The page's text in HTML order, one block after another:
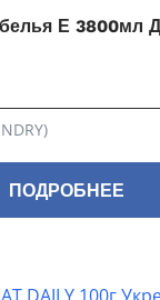
Е 3800мл
ПОДРОБНЕЕ